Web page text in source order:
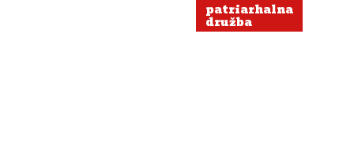
patriarhalna
družba